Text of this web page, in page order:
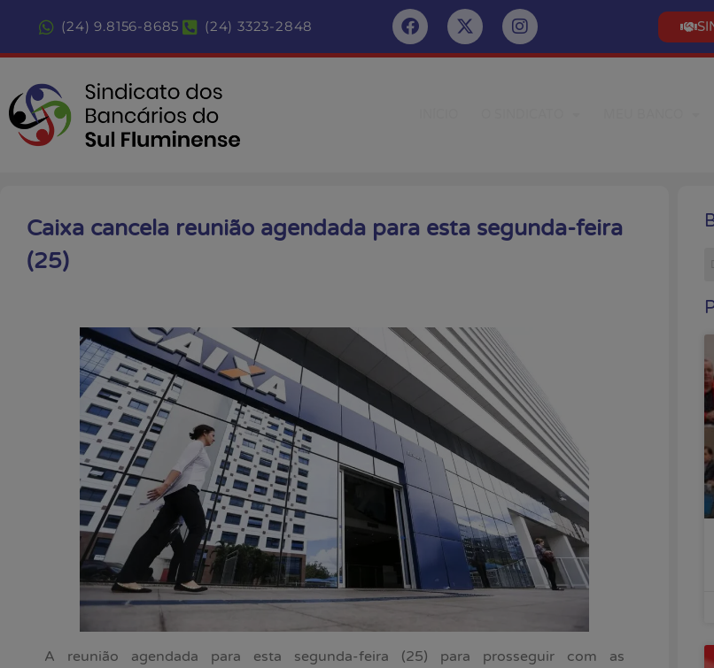
(24) 9.8156-8685 (24) 3323-2848
Caixa cancela reunião agendada para esta segunda-feira
(25)
A reunião agendada para esta segunda-feira (25) para prosseguir com as